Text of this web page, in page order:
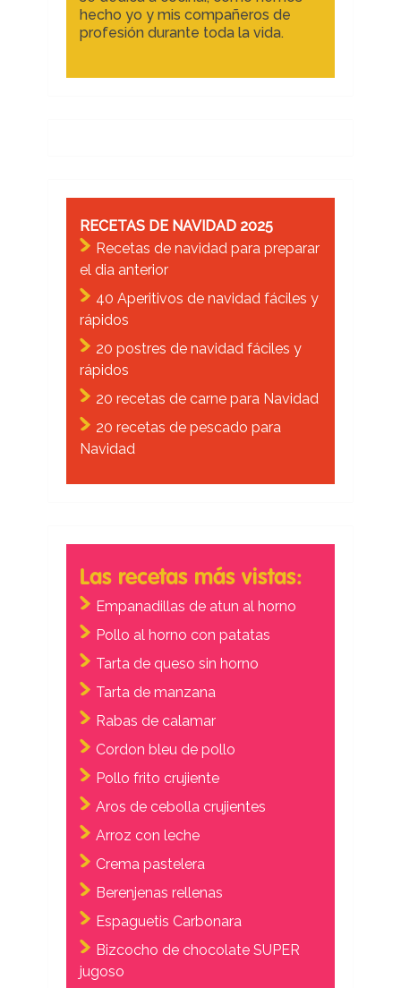
hecho yo y mis compañeros de
profesión durante toda la vida.
RECETAS DE NAVIDAD 2025
Recetas de navidad para preparar
el dia anterior
40 Aperitivos de navidad fáciles y
rápidos
20 postres de navidad fáciles y
rápidos
20 recetas de carne para Navidad
20 recetas de pescado para
Navidad
Las recetas más vistas:
Empanadillas de atun al horno
Pollo al horno con patatas
Tarta de queso sin horno
Tarta de manzana
Rabas de calamar
Cordon bleu de pollo
Pollo frito crujiente
Aros de cebolla crujientes
Arroz con leche
Crema pastelera
Berenjenas rellenas
Espaguetis Carbonara
Bizcocho de chocolate SUPER
jugoso